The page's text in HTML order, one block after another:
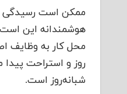
ممکن است رسیدگی
هوشمندانه این است
محل کار به وظایف
روز و استراحت پیدا
شبانه‌روز است.